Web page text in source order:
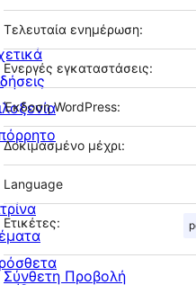
Τελευταία ενημέρωση:
Ενεργές εγκαταστάσεις:
Έκδοση WordPress:
Δοκιμασμένο μέχρι:
Language
Ετικέτες:
Σύνθετη Προβολή